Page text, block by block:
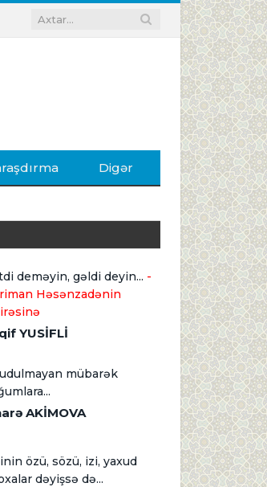
Digər
deməyin, gəldi deyin... -
Həsənzadənin
YUSİFLİ
mübarək
AKİMOVA
özü, sözü, izi, yaxud
dəyişsə də...